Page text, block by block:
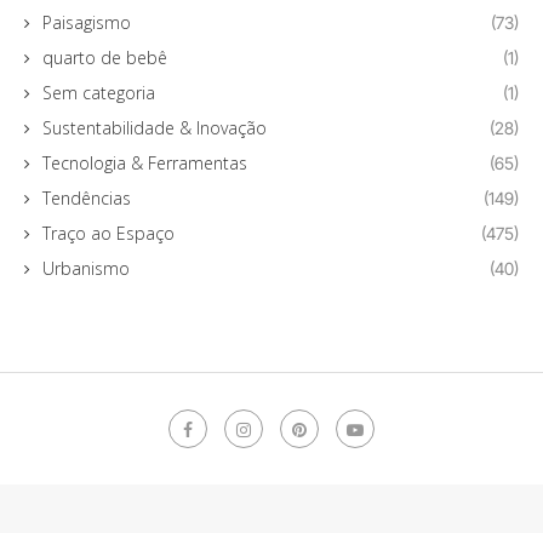
Paisagismo (73)
quarto de bebê (1)
Sem categoria (1)
Sustentabilidade & Inovação (28)
Tecnologia & Ferramentas (65)
Tendências (149)
Traço ao Espaço (475)
Urbanismo (40)